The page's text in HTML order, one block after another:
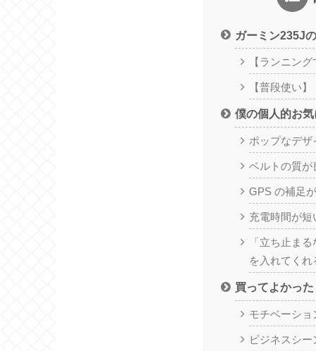
ガーミン235J
【ランニン
【普段使い】
僕の個人的お
ポップなデザ
ベルトの質が
GPS の補足
充電時間が短
「立ち止ま
を入れてくれ
買ってよかっ
モチベーショ
ビジネスシー